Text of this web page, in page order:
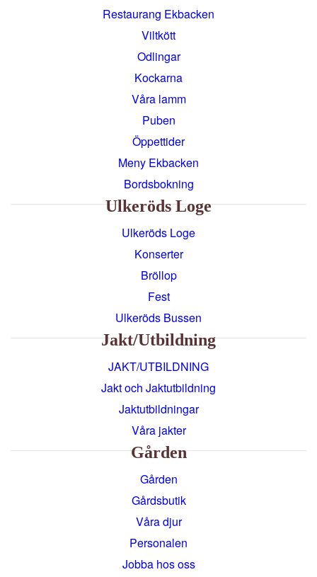
Restaurang Ekbacken
Viltkött
Odlingar
Kockarna
Våra lamm
Puben
Öppettider
Meny Ekbacken
Bordsbokning
Ulkeröds Loge
Ulkeröds Loge
Konserter
Bröllop
Fest
Ulkeröds Bussen
Jakt/utbildning
JAKT/UTBILDNING
Jakt och Jaktutbildning
Jaktutbildningar
Våra jakter
Gården
Gården
Gårdsbutik
Våra djur
Personalen
Jobba hos oss